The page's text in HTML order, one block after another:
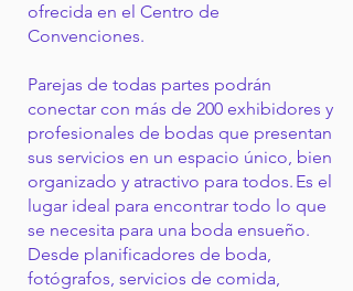
ofrecida en el Centro de
Convenciones.
Parejas de todas partes podrán
conectar con más de 200 exhibidores y
profesionales de bodas que presentan
sus servicios en un espacio único, bien
organizado y atractivo para todos. Es el
lugar ideal para encontrar todo lo que
se necesita para una boda ensueño.
Desde planificadores de boda,
fotógrafos, servicios de comida,